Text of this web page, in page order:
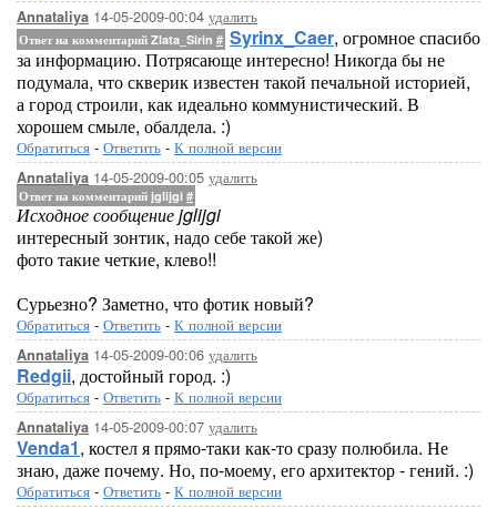
Annataliya 14-05-2009-00:04 удалить
Ответ на комментарий Zlata_Sirin # Syrinx_Caer, огромное спасибо
за информацию. Потрясающе интересно! Никогда бы не
подумала, что скверик известен такой печальной историей,
а город строили, как идеально коммунистический. В
хорошем смыле, обалдела. :)
Обратиться - Ответить - К полной версии
Annataliya 14-05-2009-00:05 удалить
Ответ на комментарий jglijgi #
Исходное сообщение jglijgi
интересный зонтик, надо себе такой же)
фото такие четкие, клево!!
Сурьезно? Заметно, что фотик новый?
Обратиться - Ответить - К полной версии
Annataliya 14-05-2009-00:06 удалить
Redgii, достойный город. :)
Обратиться - Ответить - К полной версии
Annataliya 14-05-2009-00:07 удалить
Venda1, костел я прямо-таки как-то сразу полюбила. Не
знаю, даже почему. Но, по-моему, его архитектор - гений. :)
Обратиться - Ответить - К полной версии